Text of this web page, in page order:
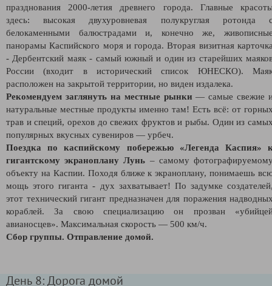
празднования 2000-летия древнего города. Главные
здесь: высокая двухуровневая полукруглая ротонда
белокаменными балюстрадами и, конечно же,
панорамы Каспийского моря и города. Вторая визитная
- Дербентский маяк - самый южный и один из старейших
России (входит в исторический список ЮНЕСКО).
расположен на закрытой территории, но виден издалека.
Рекомендуем заглянуть на местные рынки — самые свежие
натуральные местные продукты именно там! Есть всё: от
трав и специй, орехов до свежих фруктов и рыбы. Один из
популярных вкусных сувениров — урбеч.
Поездка по каспийскому побережью «Легенда Каспия»
гигантскому экраноплану Лунь – самому
объекту на Каспии. Походя ближе к экраноплану, понимаешь
мощь этого гиганта - дух захватывает! По задумке
этот технический гигант предназначен для поражения
кораблей. За свою специализацию он прозван
авианосцев». Максимальная скорость — 500 км/ч.
Сбор группы. Отправление домой.
День 8: Дорога домой